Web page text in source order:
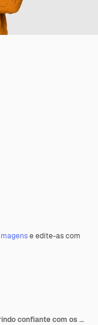
e edite-as com
Jovem chinês no fundo do estúdio sorrindo confiante com os braços cruzados